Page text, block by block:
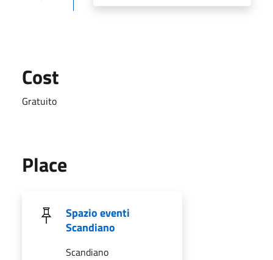
Cost
Gratuito
Place
Spazio eventi
Scandiano
Scandiano